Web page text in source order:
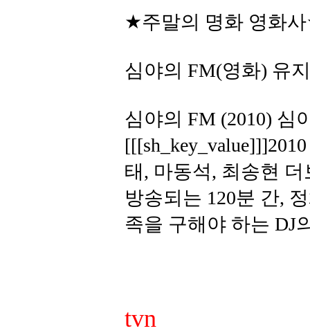
★주말의 명화 영화
심야의 FM(영화) 유
심야의 FM (2010) 심
태, 마동석, 최송현
방송되는 120분 간,
족을 구해야 하는 DJ
tvn